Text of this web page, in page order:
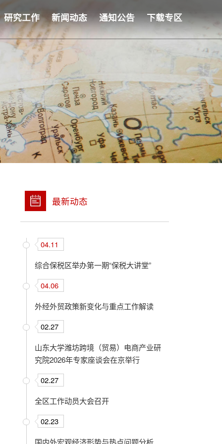
研究工作 新闻动态 通知公告 下载专区
最新动态
04.11
综合保税区举办第一期“保税大讲堂”
04.06
外经外贸政策新变化与重点工作解读
02.27
山东大学潍坊跨境（贸易）电商产业研
究院2026年专家座谈会在京举行
02.27
全区工作动员大会召开
02.23
国内外宏观经济形势与热点问题分析